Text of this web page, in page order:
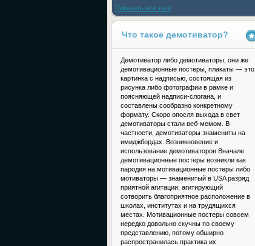
Показать все теги
Что такое демотиватор?
Демотиватор либо демотиваторы, они же
демотивационные постеры, плакаты — это
картинка с надписью, состоящая из
рисунка либо фотографии в рамке и
поясняющей надписи-слогана, и
составлены сообразно конкретному
формату. Скоро опосля выхода в свет
демотиваторы стали веб-мемом. В
частности, демотиваторы знамениты на
имиджбордах. Возникновение и
использование демотиваторов Вначале
демотивационные постеры возникли как
пародия на мотивационные постеры либо
мотиваторы — знаменитый в USA разряд
приятной агитации, агитирующий
сотворить благоприятное расположение в
школах, институтах и на трудящихся
местах. Мотивационные постеры совсем
нередко довольно скучны по своему
представлению, потому обширно
распространилась практика их